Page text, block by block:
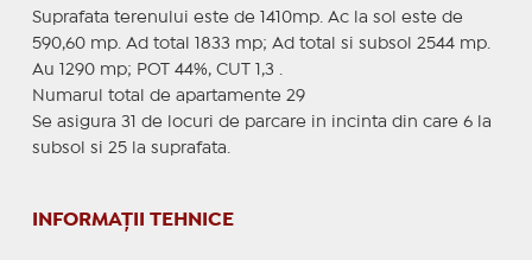
Suprafata terenului este de 1410mp. Ac la sol este de
590,60 mp. Ad total 1833 mp; Ad total si subsol 2544 mp.
Au 1290 mp; POT 44%, CUT 1,3 .
Numarul total de apartamente 29
Se asigura 31 de locuri de parcare in incinta din care 6 la
subsol si 25 la suprafata.
INFORMAȚII TEHNICE